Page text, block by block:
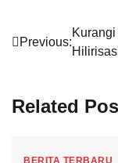
Navigasi
Previous:
Related
BERITA TERBARU